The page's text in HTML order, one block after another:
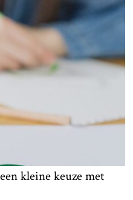
kleine keuze met